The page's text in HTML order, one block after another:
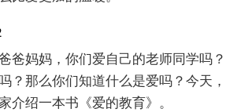
爸妈妈，你们爱自己的老师同学吗？
？那么你们知道什么是爱吗？今天，
介绍一本书《爱的教育》。